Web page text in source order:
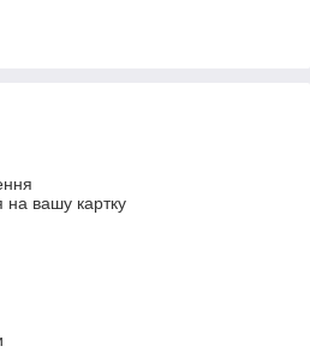
на вашу картку